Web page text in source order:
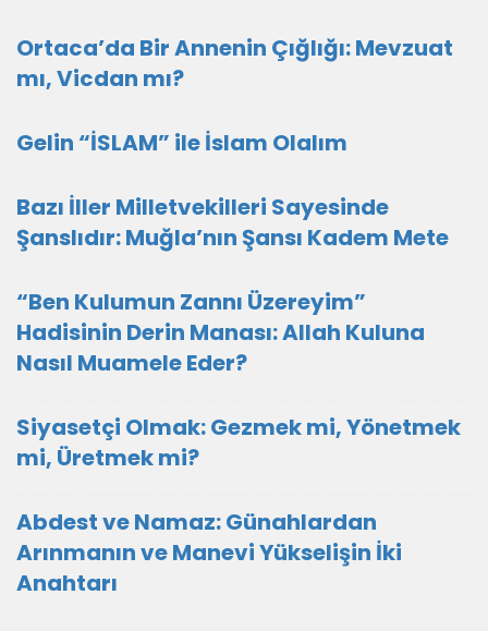
Ortaca’da Bir Annenin Çığlığı: Mevzuat
mı, Vicdan mı?
Gelin “İSLAM” ile İslam Olalım
Bazı İller Milletvekilleri Sayesinde
Şanslıdır: Muğla’nın Şansı Kadem Mete
“Ben Kulumun Zannı Üzereyim”
Hadisinin Derin Manası: Allah Kuluna
Nasıl Muamele Eder?
Siyasetçi Olmak: Gezmek mi, Yönetmek
mi, Üretmek mi?
Abdest ve Namaz: Günahlardan
Arınmanın ve Manevi Yükselişin İki
Anahtarı